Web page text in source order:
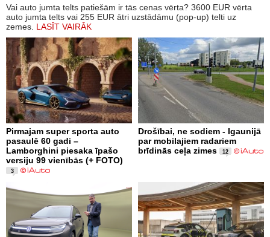
Vai auto jumta telts patiešām ir tās cenas vērta? 3600 EUR vērta
auto jumta telts vai 255 EUR ātri uzstādāmu (pop-up) telti uz
zemes. LASĪT VAIRĀK
Pirmajam super sporta auto
pasaulē 60 gadi –
Lamborghini piesaka īpašo
versiju 99 vienībās (+ FOTO)
3
Drošībai, ne sodiem - Igaunijā
par mobilajiem radariem
brīdinās ceļa zimes
12